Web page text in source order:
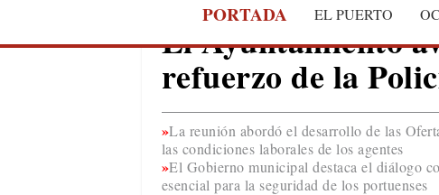
PORTADA EL PUERTO
EL PUERTO
El Ayuntamiento
refuerzo de la
La reunión abordó el desarrollo de las
las condiciones laborales de los agentes
El Gobierno municipal destaca el diálogo
esencial para la seguridad de los portuenses